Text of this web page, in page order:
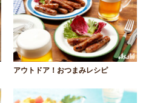
アウトドア！おつまみレシピ